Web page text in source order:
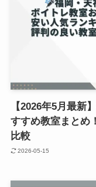
【2026年5月最新
すすめ教室まとめ
比較
2026-05-15